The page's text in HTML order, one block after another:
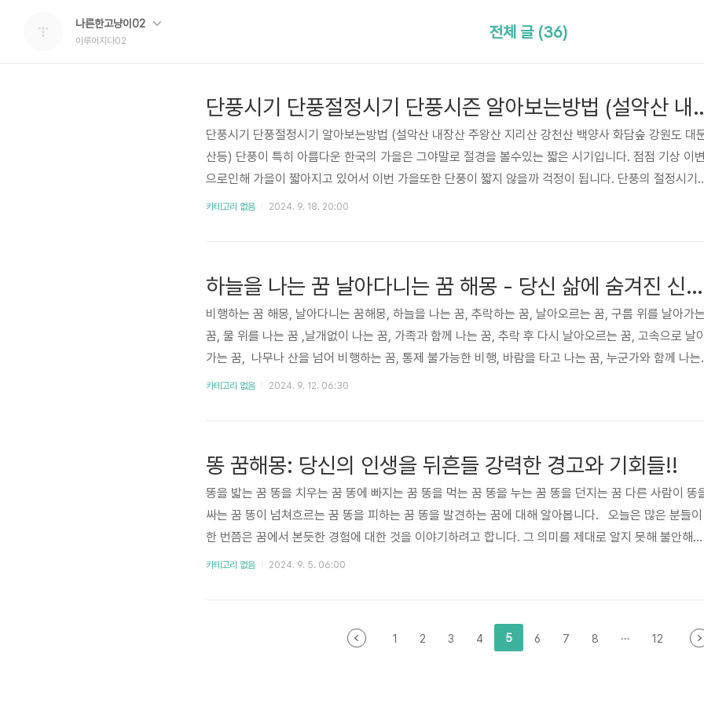
나른한고냥이02
이루어지다02 전체 글 (36)
단풍시기 단풍절정시기 단풍시즌 알
단풍시기 단풍절정시기 알아보는방법 (설악산 내장산 주왕산 지리산 강천산 백양사 화담숲 강원도 대
산등) 단풍이 특히 아름다운 한국의 가을은 그야말로 절경을 볼수있는 짧은 시기입니다. 점점 기상 이
으로인해 가을이 짧아지고 있어서 이번 가을또한 단풍이 짧지 않을까 걱정이 됩니다. 단풍의 절정시기
찾아서 아름다운 경치를 두 눈에 다 담아 오시기 바랍니다. 그럼 여기서는 단풍의 절정시기를 알아보는
별 날씨에 ..
카테고리 없음 2024. 9. 18. 20:00
하늘을 나는 꿈 날아다니는 꿈 해몽 - 당신 삶에 숨겨진 신호!!
비행하는 꿈 해몽, 날아다니는 꿈해몽, 하늘을 나는 꿈, 추락하는 꿈, 날아오르는 꿈, 구름 위를 날아가
꿈, 물 위를 나는 꿈 ,날개없이 나는 꿈, 가족과 함께 나는 꿈, 추락 후 다시 날아오르는 꿈, 고속으로 날
가는 꿈, 나무나 산을 넘어 비행하는 꿈, 통제 불가능한 비행, 바람을 타고 나는 꿈, 누군가와 함께 나는
꿈, 좁은 공간에서 날아다니는 꿈, 깃털이 자라 날아가는 꿈, 낮게 나는 꿈, 폭풍 속에서 나는 꿈에 대해
카테고리 없음 2024. 9. 12. 06:30
똥 꿈해몽: 당신의 인생을 뒤흔들 강력한 경고와 기회들!!
똥을 밟는 꿈 똥을 치우는 꿈 똥에 빠지는 꿈 똥을 먹는 꿈 똥을 누는 꿈 똥을 던지는 꿈 다른 사람이 똥
싸는 꿈 똥이 넘쳐흐르는 꿈 똥을 피하는 꿈 똥을 발견하는 꿈에 대해 알아봅니다. 오늘은 많은 분들이
한 번쯤은 꿈에서 본듯한 경험에 대한 것을 이야기하려고 합니다. 그 의미를 제대로 알지 못해 불안해했
던 '똥 꿈'에 대해 자세히 알아볼까 합니다. 똥 꿈은 단순히 불쾌한 장면이라기보다는 이 꿈은 사실 여러
운을 놓치지 마세요! 똥을 밟는 꿈은 말 그대로 행운이 발밑에 있다는..
카테고리 없음 2024. 9. 5. 06:00
1 2 3 4 5 6 7 8 ··· 12